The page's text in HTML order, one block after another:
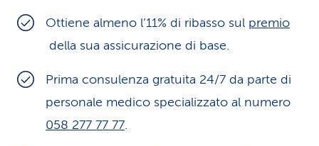
Ottiene almeno l’11% di ribasso sul premio
della sua assicurazione di base.
Prima consulenza gratuita 24/7 da parte di
personale medico specializzato al numero
058 277 77 77.